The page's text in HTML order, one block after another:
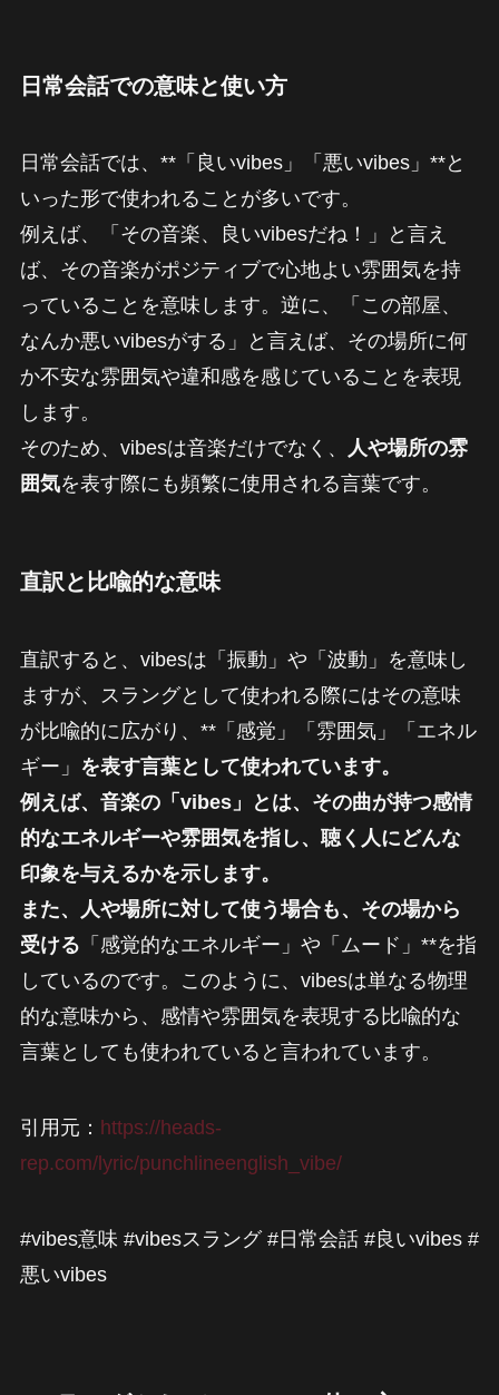
日常会話での意味と使い方
日常会話では、**「良いvibes」「悪いvibes」**と
いった形で使われることが多いです。
例えば、「その音楽、良いvibesだね！」と言え
ば、その音楽がポジティブで心地よい雰囲気を持
っていることを意味します。逆に、「この部屋、
なんか悪いvibesがする」と言えば、その場所に何
か不安な雰囲気や違和感を感じていることを表現
します。
そのため、vibesは音楽だけでなく、
人や場所の雰
囲気を表す際にも頻繁に使用される言葉です。
直訳と比喩的な意味
直訳すると、vibesは「振動」や「波動」を意味し
ますが、スラングとして使われる際にはその意味
が比喩的に広がり、**「感覚」「雰囲気」「エネル
ギー」 を表す言葉として使われています。
例えば、音楽の「vibes」とは、その曲が持つ感情
的なエネルギーや雰囲気を指し、聴く人にどんな
印象を与えるかを示します。
また、人や場所に対して使う場合も、その場から
受ける 「感覚的なエネルギー」や「ムード」**を指
しているのです。このように、vibesは単なる物理
的な意味から、感情や雰囲気を表現する比喩的な
言葉としても使われていると言われています。
引用元： https://heads-
rep.com/lyric/punchlineenglish_vibe/
#vibes意味 #vibesスラング #日常会話 #良いvibes #
悪いvibes